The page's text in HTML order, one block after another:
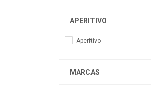
APERITIVO
Aperitivo
MARCAS